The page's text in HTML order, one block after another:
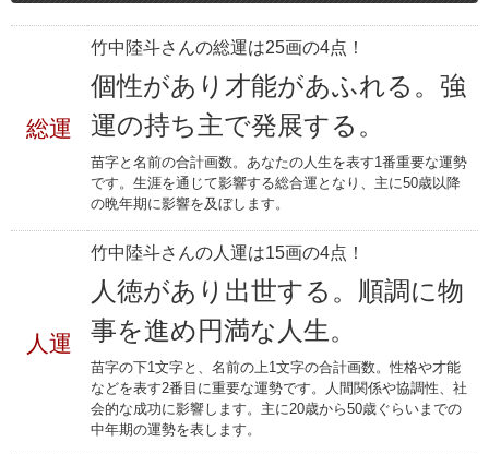
総運
竹中陸斗さんの総運は25画の4点！
個性があり才能があふれる。強
運の持ち主で発展する。
苗字と名前の合計画数。あなたの人生を表す1番重要な運勢
です。生涯を通じて影響する総合運となり、主に50歳以降
の晩年期に影響を及ぼします。
人運
竹中陸斗さんの人運は15画の4点！
人徳があり出世する。順調に物
事を進め円満な人生。
苗字の下1文字と、名前の上1文字の合計画数。性格や才能
などを表す2番目に重要な運勢です。人間関係や協調性、社
会的な成功に影響します。主に20歳から50歳ぐらいまでの
中年期の運勢を表します。